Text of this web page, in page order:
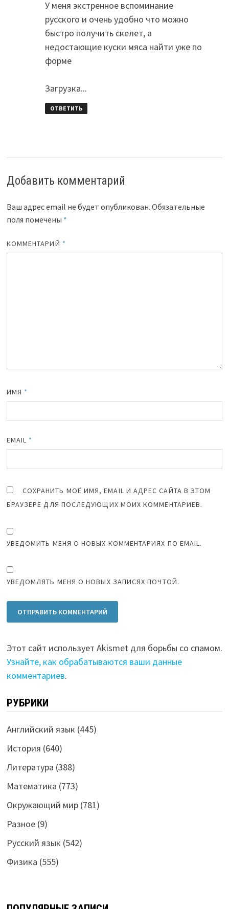
У меня экстренное вспоминание
русского и очень удобно что можно
быстро получить скелет, а
недостающие куски мяса найти уже по
форме
Загрузка...
ОТВЕТИТЬ
Добавить комментарий
Ваш адрес email не будет опубликован. Обязательные
поля помечены *
КОММЕНТАРИЙ *
ИМЯ *
EMAIL *
СОХРАНИТЬ МОЁ ИМЯ, EMAIL И АДРЕС САЙТА В ЭТОМ
БРАУЗЕРЕ ДЛЯ ПОСЛЕДУЮЩИХ МОИХ КОММЕНТАРИЕВ.
УВЕДОМИТЬ МЕНЯ О НОВЫХ КОММЕНТАРИЯХ ПО EMAIL.
УВЕДОМЛЯТЬ МЕНЯ О НОВЫХ ЗАПИСЯХ ПОЧТОЙ.
Этот сайт использует Akismet для борьбы со спамом.
Узнайте, как обрабатываются ваши данные
комментариев.
РУБРИКИ
Английский язык (445)
История (640)
Литература (388)
Математика (773)
Окружающий мир(781)
Разное(9)
Русский язык (542)
Физика (555)